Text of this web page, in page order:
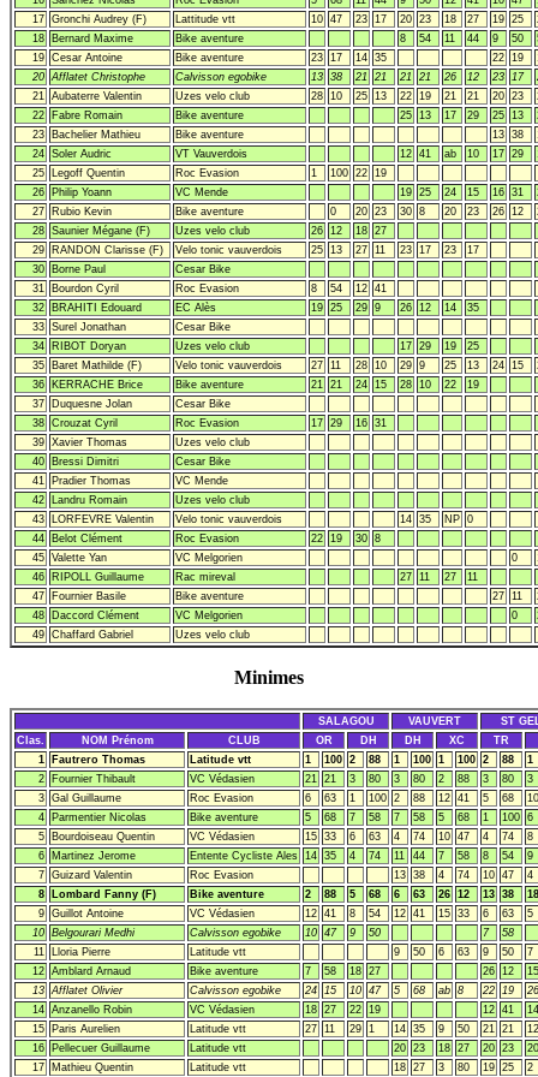
17 Gronchi Audrey (F) Lattitude vtt 10 47 23 17 20 23 18 27 19 25
18
Bernard Maxime Bike aventure 8 54 11 44 9 50
19 Cesar Antoine Bike aventure 23 17 14 35 22 19
20 Afflatet Christophe Calvisson egobike 13 38 21 21 21 21 26 12 23 17
21
Aubaterre Valentin Uzes velo club 28 10 25 13 22 19 21 21 20 23
22
Fabre Romain Bike aventure 25 13 17 29 25 13
23
Bachelier Mathieu Bike aventure 13 38
24 Soler Audric VT Vauverdois 12 41 ab 10 17 29
25
Legoff Quentin Roc Evasion 1 100 22 19
26
Philip Yoann VC Mende 19 25 24 15 16 31
27
Rubio Kevin Bike aventure 0 20 23 30 8 20 23 26 12
28 Saunier Mégane (F) Uzes velo club 26 12 18 27
29
RANDON Clarisse (F) Velo tonic vauverdois 25 13 27 11 23 17 23
17
30
Borne Paul
Cesar Bike
31
Bourdon Cyril Roc Evasion 8 54 12 41
32
BRAHITI Edouard EC Alès 19 25 29 9 26 12 14
35
33 Surel Jonathan
Cesar Bike
34
RIBOT Doryan Uzes velo club 17 29 19
25
35
Baret Mathilde (F) Velo tonic vauverdois 27 11 28 10 29 9 25 13 24 15
36
KERRACHE Brice Bike aventure 21 21 24 15 28 10 22
19
37
Duquesne Jolan
Cesar Bike
38 Crouzat Cyril Roc Evasion 17 29 16 31
39 Xavier Thomas
Uzes velo club
40
Bressi Dimitri
Cesar Bike
41
Pradier Thomas
VC Mende
42
Landru Romain
Uzes velo club
43
LORFEVRE Valentin Velo tonic vauverdois 14 35 NP 0
44
Belot Clément Roc Evasion 22 19 30 8
45 Valette Yan VC Melgorien 0
46
RIPOLL Guillaume Rac mireval 27 11 27
11
47
Fournier Basile Bike aventure 27 11
48
Daccord Clément VC Melgorien 0
49 Chaffard Gabriel Uzes velo club
Minimes
SALAGOU VAUVERT
ST
Clas.
NOM Prénom CLUB OR DH DH XC
TR
1
Fautrero Thomas Latitude vtt 1 100 2 88 1 100 1 100 2 88
1
2
Fournier Thibault VC Védasien 21 21 3 80 3 80 2 88 3 80
3
3 Gal Guillaume Roc Evasion 6 63 1 100 2 88 12 41 5 68
10
4
Parmentier Nicolas Bike aventure 5 68 7 58 7 58 5 68 1 100 6
5
Bourdoiseau Quentin VC Védasien 15 33 6 63 4 74 10 47 4 74
8
6
Martinez Jerome Entente Cycliste Ales 14 35 4 74 11 44 7 58 8 54
9
7 Guizard Valentin Roc Evasion 13 38 4 74 10 47
4
8
Lombard Fanny (F) Bike aventure 2 88 5 68 6 63 26 12 13 38
18
9 Guillot Antoine VC Védasien 12 41 8 54 12 41 15 33 6 63
5
10 Belgourari Medhi Calvisson egobike 10 47 9 50 7
58
11
Lloria Pierre Latitude vtt 9 50 6 63 9 50
7
12 Amblard Arnaud Bike aventure 7 58 18 27 26 12
15
13 Afflatet Olivier Calvisson egobike 24 15 10 47 5 68 ab 8 22 19
26
14 Anzanello Robin VC Védasien 18 27 22 19 12 41
14
15
Paris Aurelien Latitude vtt 27 11 29 1 14 35 9 50 21 21
12
16
Pellecuer Guillaume Latitude vtt 20 23 18 27 20 23
20
17
Mathieu Quentin Latitude vtt 18 27 3 80 19 25 2